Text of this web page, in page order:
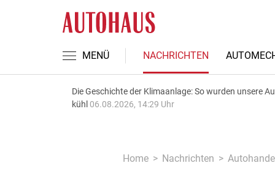
MENÜ NACHRICHTEN
Die Geschichte der Klimaanlage: So wurden unsere
kühl 06.08.2026, 14:29 Uhr
Home Nachrichten